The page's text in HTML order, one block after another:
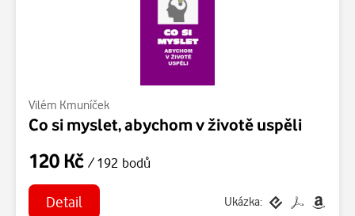
Vilém Kmuníček
Co si myslet, abychom v životě uspěli
120 Kč / 192 bodů
Detail Ukázka: